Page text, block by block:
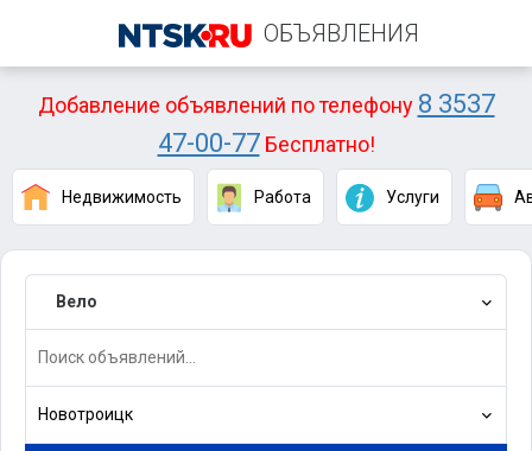
ОБЪЯВЛЕНИЯ
Добавление объявлений по телефону 8 3537
47-00-77Бесплатно!
Недвижимость Работа Услуги
Вело
Новотроицк